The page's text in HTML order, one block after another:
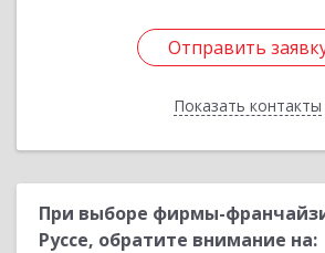
Отправить
Показать контакты
Отправить
Назад
При выборе фирмы-
Руссе, обратите внимание на: